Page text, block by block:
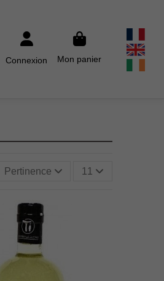
Connexion Mon panier
Pertinence 11